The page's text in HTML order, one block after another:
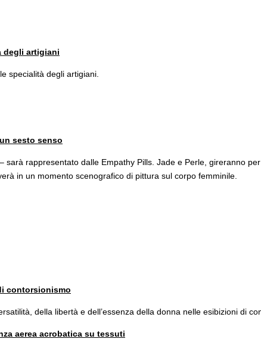
degli artigiani
specialità degli artigiani.
sesto senso
– sarà rappresentato dalle Empathy Pills. Jade e Perle, gireranno
in un momento scenografico di pittura sul corpo femminile.
contorsionismo
della libertà e dell’essenza della donna nelle esibizioni di
aerea acrobatica su tessuti